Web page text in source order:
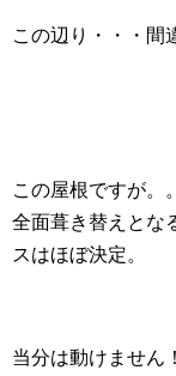
この辺り・・・間
この屋根ですが。
全面葺き替えとな
スはほぼ決定。
当分は動けません